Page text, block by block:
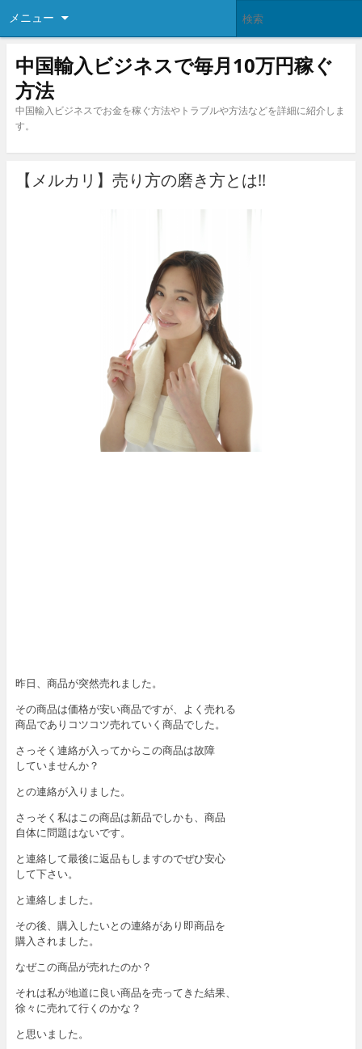
メニュー
中国輸入ビジネスで毎月10万円稼ぐ
方法
中国輸入ビジネスでお金を稼ぐ方法やトラブルや方法などを詳細に紹介しま
す。
【メルカリ】売り方の磨き方とは!!
昨日、商品が突然売れました。
その商品は価格が安い商品ですが、よく売れる
商品でありコツコツ売れていく商品でした。
さっそく連絡が入ってからこの商品は故障
していませんか？
との連絡が入りました。
さっそく私はこの商品は新品でしかも、商品
自体に問題はないです。
と連絡して最後に返品もしますのでぜひ安心
して下さい。
と連絡しました。
その後、購入したいとの連絡があり即商品を
購入されました。
なぜこの商品が売れたのか？
それは私が地道に良い商品を売ってきた結果、
徐々に売れて行くのかな？
と思いました。